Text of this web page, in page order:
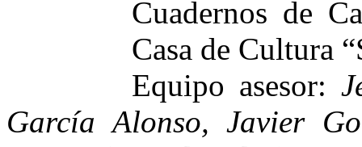
Cuadernos de
Casa de Cultura
Equipo asesor:
García Alonso, Javier